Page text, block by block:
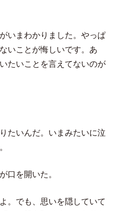
いまわかりました。やっぱ
いことが悔しいです。あ
たいことを言えてないのが
いんだ。いまみたいに泣
口を開いた。
。でも、思いを隠していて